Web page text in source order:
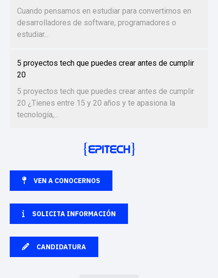
Cuando pensamos en estudiar para convertirnos en
desarrolladores de software, programadores o
estudiar...
5 proyectos tech que puedes crear antes de cumplir
20
5 proyectos tech que puedes crear antes de cumplir
20 ¿Tienes entre 15 y 20 años y te apasiona la
tecnología,...
VEN A CONOCERNOS
SOLICITA INFORMACIÓN
CANDIDATURA